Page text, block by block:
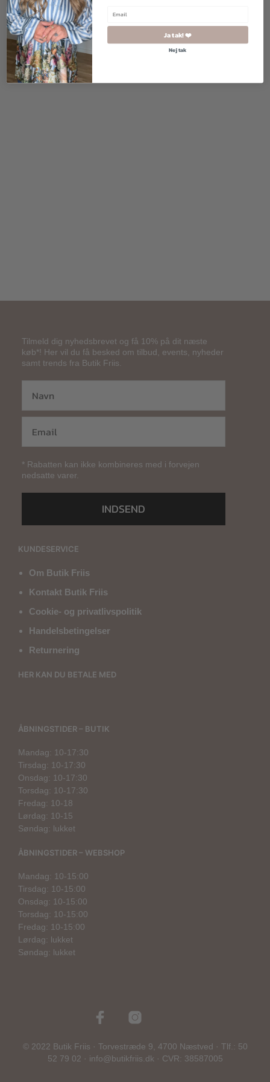
Tilmeld dig nyhedsbrevet og få 10% på dit næste
køb*! Her vil du få besked om tilbud, events, nyheder
samt trends fra Butik Friis.
* Rabatten kan ikke kombineres med i forvejen
nedsatte varer.
INDSEND
KUNDESERVICE
Om Butik Friis
Kontakt Butik Friis
Cookie- og privatlivspolitik
Handelsbetingelser
Returnering
HER KAN DU BETALE MED
ÅBNINGSTIDER – BUTIK
Mandag: 10-17:30
Tirsdag: 10-17:30
Onsdag: 10-17:30
Torsdag: 10-17:30
Fredag: 10-18
Lørdag: 10-15
Søndag: lukket
ÅBNINGSTIDER – WEBSHOP
Mandag: 10-15:00
Tirsdag: 10-15:00
Onsdag: 10-15:00
Torsdag: 10-15:00
Fredag: 10-15:00
Lørdag: lukket
Søndag: lukket
© 2022 Butik Friis · Torvestræde 9, 4700 Næstved · Tlf.: 50
52 79 02 · info@butikfriis.dk · CVR: 38587005
Ja tak! ❤️
Nej tak